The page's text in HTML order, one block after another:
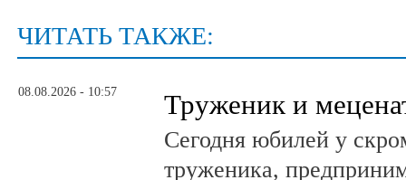
ЧИТАТЬ ТАКЖЕ:
08.08.2026 - 10:57 Труженик и
Сегодня юбилей у
труженика,